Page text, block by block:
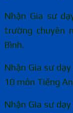
Nhận Gia sư
trường chuyên
Bình.
Nhận Gia sư
10 môn Tiếng
Nhận Gia sư